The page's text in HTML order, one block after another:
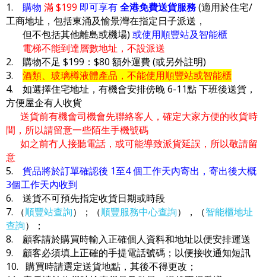
1. 購物 滿 $199 即可享有全港免費送貨服務(適用於住宅/
工商地址，包括東涌及愉景灣在指定日子派送，
但不包括其他離島或機場) 或使用順豐站及智能櫃
電梯不能到達層數地址，不設派送
2. 購物不足 $199：$80 額外運費 (或另外註明)
3. 酒類、玻璃樽液體產品，不能使用順豐站或智能櫃
4. 如選擇住宅地址，有機會安排傍晚 6-11點 下班後送貨，
方便屋企有人收貨
送貨前有機會司機會先聯絡客人，確定大家方便的收貨時
間，所以請留意一些陌生手機號碼
如之前冇人接聽電話，或可能導致派貨延誤，所以敬請留
意
5. 貨品將於訂單確認後 1至4 個工作天內寄出，寄出後大概
3個工作天內收到
6. 送貨不可預先指定收貨日期或時段
7. （順豐站查詢）；（順豐服務中心查詢），（智能櫃地址
查詢）；
8. 顧客請於購買時輸入正確個人資料和地址以便安排運送
9. 顧客必須填上正確的手提電話號碼；以便接收通知短訊
10. 購買時請選定送貨地點，其後不得更改；